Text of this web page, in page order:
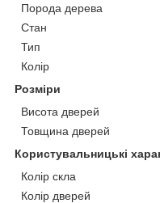
Порода дерева
Стан
Тип
Колір
Розміри
Висота дверей
Товщина дверей
Користувальницькі
Колір скла
Колір дверей